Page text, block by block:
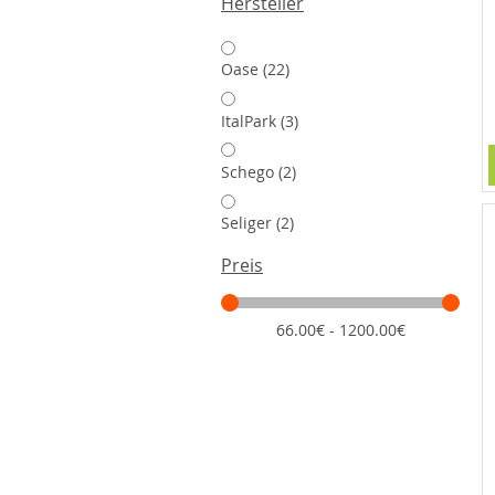
Oase 22Artikel
ItalPark 3Artikel
Schego 2Artikel
Seliger 2Artikel
Preis
66.00€ - 1200.00€